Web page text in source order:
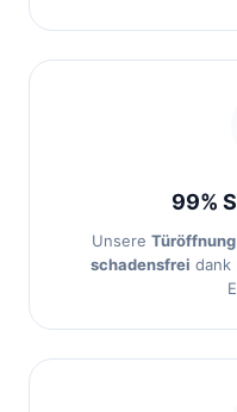
99%
Unsere
schadensfrei dank